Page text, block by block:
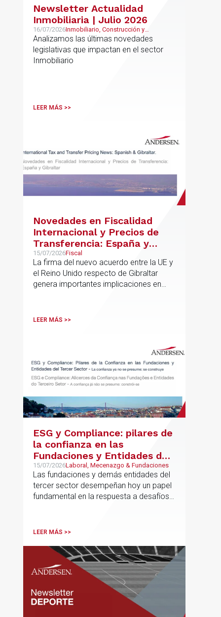
Newsletter Actualidad
Inmobiliaria | Julio 2026
16/07/2026Inmobiliario, Construcción y
Urbanismo
Analizamos las últimas novedades
legislativas que impactan en el sector
Inmobiliario
LEER MÁS >>
Novedades en Fiscalidad
Internacional y Precios de
Transferencia: España y
Gibraltar
15/07/2026Fiscal
La firma del nuevo acuerdo entre la UE y
el Reino Unido respecto de Gibraltar
genera importantes implicaciones en
LEER MÁS >>
ESG y Compliance: pilares de
la confianza en las
Fundaciones y Entidades del
Tercer Sector – La confianza
ya no se presume, se
construye
15/07/2026Laboral, Mecenazgo & Fundaciones
Las fundaciones y demás entidades del
tercer sector desempeñan hoy un papel
fundamental en la respuesta a desafíos
LEER MÁS >>